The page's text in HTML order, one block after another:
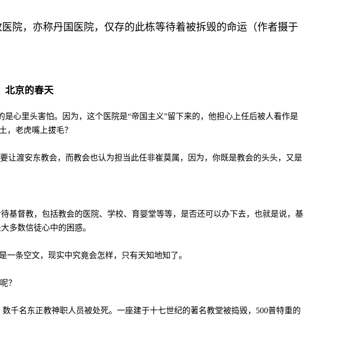
院，亦称丹国医院，仅存的此栋等待着被拆毁的命运（作者摄于
北京的春天
心里头害怕。因为，这个医院是“帝国主义”留下来的，他担心上任后被人看作是
，老虎嘴上拔毛？
让渡安东教会，而教会也认为担当此任非崔莫属，因为，你既是教会的头头，又是
基督教，包括教会的医院、学校、育婴堂等等，是否还可以办下去，也就是说，基
多数信徒心中的困惑。
一条空文，现实中究竟会怎样，只有天知地知了。
？
千名东正教神职人员被处死。一座建于十七世纪的著名教堂被捣毁， 500普特重的